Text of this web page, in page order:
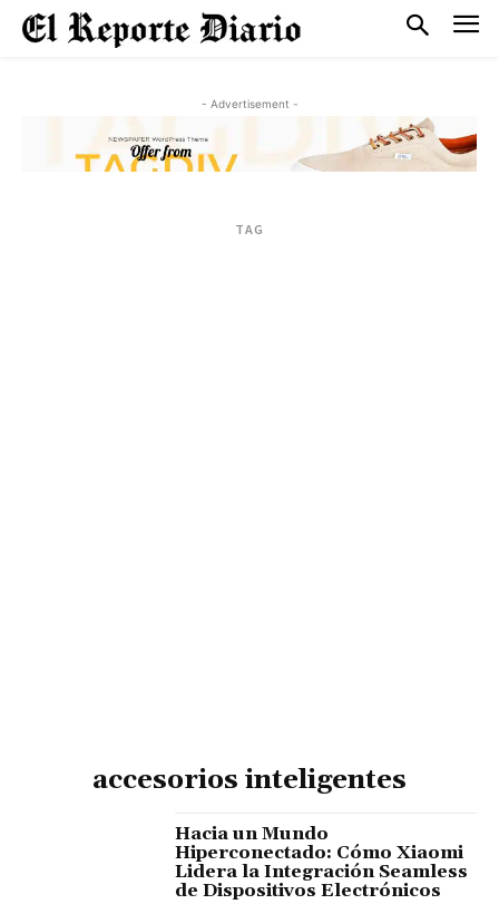
- Advertisement -
TAG
accesorios inteligentes
Hacia un Mundo
Hiperconectado: Cómo Xiaomi
Lidera la Integración Seamless
de Dispositivos Electrónicos